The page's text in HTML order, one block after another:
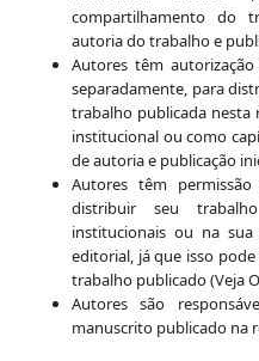
compartilhamento do
autoria do trabalho e
Autores têm
separadamente, para
trabalho publicada nesta
institucional ou como
de autoria e publicação
Autores têm
distribuir seu
institucionais ou na
editorial, já que isso
trabalho publicado (Veja
Autores são
manuscrito publicado na